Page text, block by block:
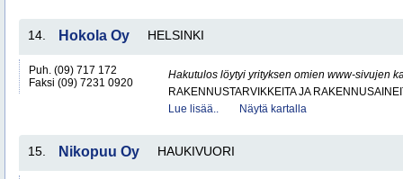
14. Hokola Oy HELSINKI
Puh. (09) 717 172
Faksi (09) 7231 0920
Hakutulos löytyi yrityksen omien www-sivujen
RAKENNUSTARVIKKEITA JA
Lue lisää..
Näytä kartalla
15. Nikopuu Oy HAUKIVUORI